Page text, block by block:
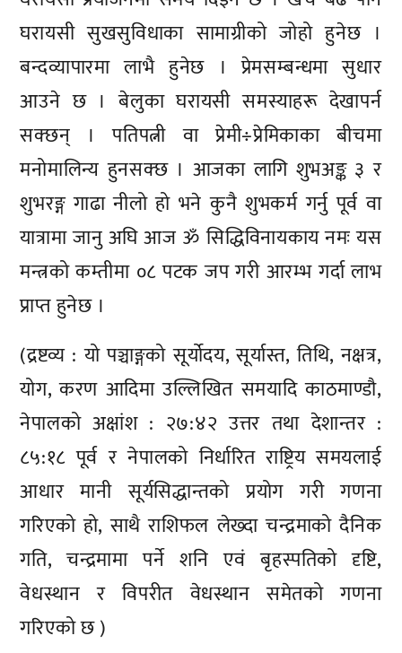
घरायसी सुखसुविधाका सामाग्रीको जोहो हुनेछ ।
बन्दव्यापारमा लाभै हुनेछ । प्रेमसम्बन्धमा सुधार
आउने छ । बेलुका घरायसी समस्याहरू देखापर्न
सक्छन् । पतिपत्नी वा प्रेमी÷प्रेमिकाका बीचमा
मनोमालिन्य हुनसक्छ । आजका लागि शुभअङ्क ३ र
शुभरङ्ग गाढा नीलो हो भने कुनै शुभकर्म गर्नु पूर्व वा
यात्रामा जानु अघि आज ॐ सिद्धिविनायकाय नमः यस
मन्त्रको कम्तीमा ०८ पटक जप गरी आरम्भ गर्दा लाभ
प्राप्त हुनेछ ।
(द्रष्टव्य : यो पञ्चाङ्गको सूर्योदय, सूर्यास्त, तिथि, नक्षत्र,
योग, करण आदिमा उल्लिखित समयादि काठमाण्डौ,
नेपालको अक्षांश : २७:४२ उत्तर तथा देशान्तर :
८५:१८ पूर्व र नेपालको निर्धारित राष्ट्रिय समयलाई
आधार मानी सूर्यसिद्धान्तको प्रयोग गरी गणना
गरिएको हो, साथै राशिफल लेख्दा चन्द्रमाको दैनिक
गति, चन्द्रमामा पर्ने शनि एवं बृहस्पतिको दृष्टि,
वेधस्थान र विपरीत वेधस्थान समेतको गणना
गरिएको छ )